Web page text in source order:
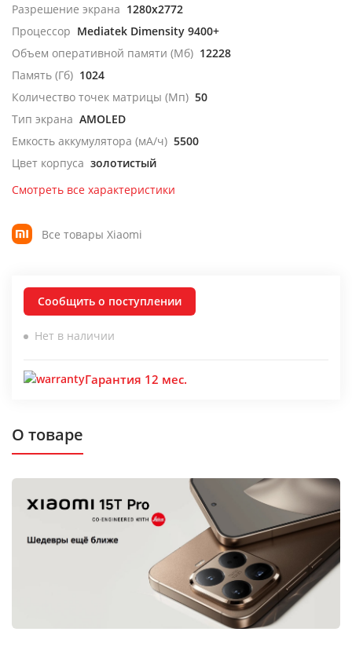
Разрешение экрана 1280x2772
Процессор Mediatek Dimensity 9400+
Объем оперативной памяти (Мб) 12228
Память (Гб) 1024
Количество точек матрицы (Мп) 50
Тип экрана AMOLED
Емкость аккумулятора (мА/ч) 5500
Цвет корпуса золотистый
Смотреть все характеристики
Все товары Xiaomi
Сообщить о поступлении
Нет в наличии
Гарантия 12 мес.
О товаре